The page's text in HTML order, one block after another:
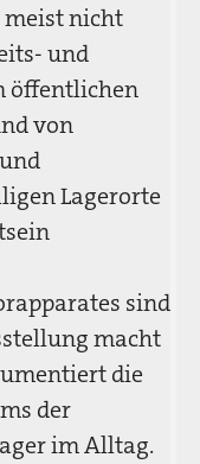
meist nicht
und
öffentlichen
von
Lagerorte
sind
macht
die
der
im Alltag.